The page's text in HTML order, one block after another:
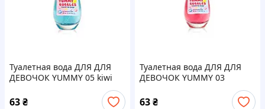
Туалетная вода ДЛЯ ДЛЯ
ДЕВОЧОК YUMMY 05 kiwi
energy ТМ Colour Intense
63₴
Туалетная вода ДЛЯ ДЛЯ
ДЕВОЧОК YUMMY 03
lollipop ТМ Colour Intense
63₴